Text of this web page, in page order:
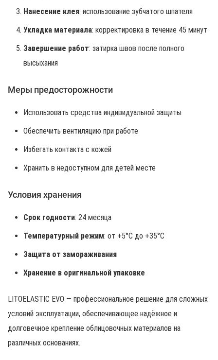
Нанесение клея: использование зубчатого шпателя
Укладка материала: корректировка в течение 45 минут
Завершение работ: затирка швов после полного
высыхания
Меры предосторожности
Использовать средства индивидуальной защиты
Обеспечить вентиляцию при работе
Избегать контакта с кожей
Хранить в недоступном для детей месте
Условия хранения
Срок годности: 24 месяца
Температурный режим: от +5°C до +35°C
Защита от замораживания
Хранение в оригинальной упаковке
LITOELASTIC EVO — профессиональное решение для сложных
условий эксплуатации, обеспечивающее надёжное и
долговечное крепление облицовочных материалов на
различных основаниях.